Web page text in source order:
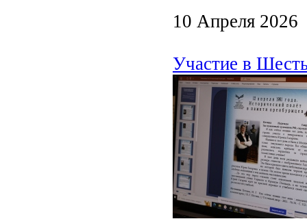
10 Апреля 2026
Участие в